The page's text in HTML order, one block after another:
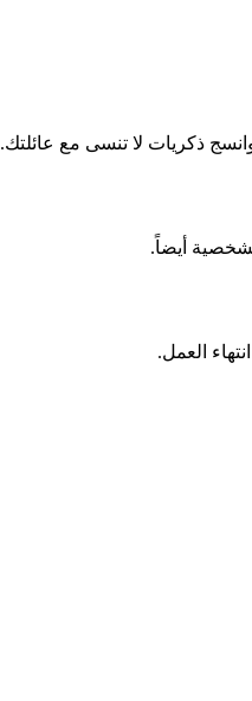
ذكريات لا تنسى مع عائلتك.
أيضاً.
العمل.